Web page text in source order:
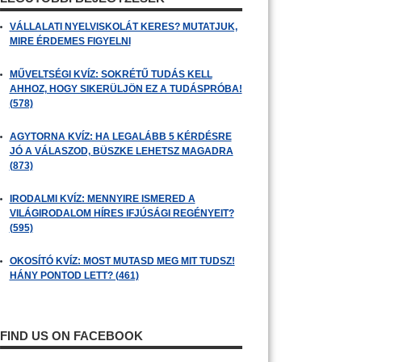
VÁLLALATI NYELVISKOLÁT KERES? MUTATJUK,
MIRE ÉRDEMES FIGYELNI
MŰVELTSÉGI KVÍZ: SOKRÉTŰ TUDÁS KELL
AHHOZ, HOGY SIKERÜLJÖN EZ A TUDÁSPRÓBA!
(578)
AGYTORNA KVÍZ: HA LEGALÁBB 5 KÉRDÉSRE
JÓ A VÁLASZOD, BÜSZKE LEHETSZ MAGADRA
(873)
IRODALMI KVÍZ: MENNYIRE ISMERED A
VILÁGIRODALOM HÍRES IFJÚSÁGI REGÉNYEIT?
(595)
OKOSÍTÓ KVÍZ: MOST MUTASD MEG MIT TUDSZ!
HÁNY PONTOD LETT? (461)
FIND US ON FACEBOOK